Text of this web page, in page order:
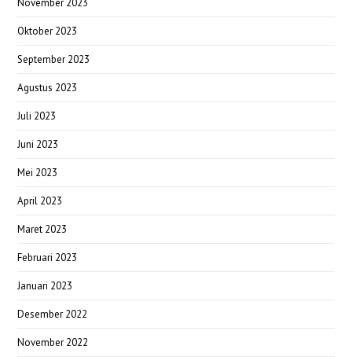
Oktober 2023
September 2023
Agustus 2023
Juli 2023
Juni 2023
Mei 2023
April 2023
Maret 2023
Februari 2023
Januari 2023
Desember 2022
November 2022